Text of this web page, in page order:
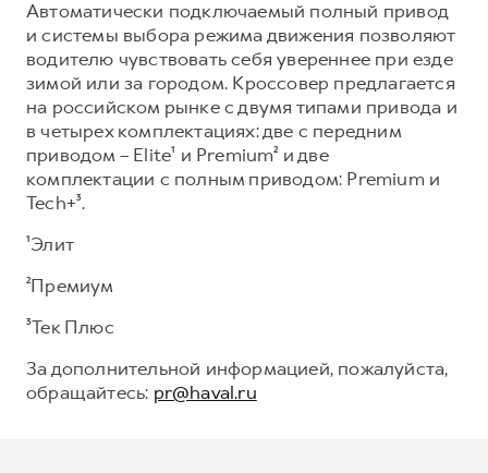
Автоматически подключаемый полный привод
и системы выбора режима движения позволяют
водителю чувствовать себя увереннее при езде
зимой или за городом. Кроссовер предлагается
на российском рынке с двумя типами привода и
в четырех комплектациях: две с передним
приводом – Elite¹ и Premium² и две
комплектации с полным приводом: Premium и
Tech+³.
¹Элит
²Премиум
³Тек Плюс
За дополнительной информацией, пожалуйста,
обращайтесь: pr@haval.ru